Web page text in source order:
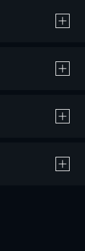
購入 / レンタルです。